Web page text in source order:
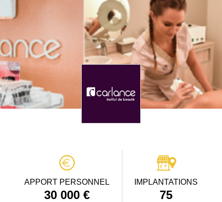
APPORT PERSONNEL
30 000 €
IMPLANTATIONS
75